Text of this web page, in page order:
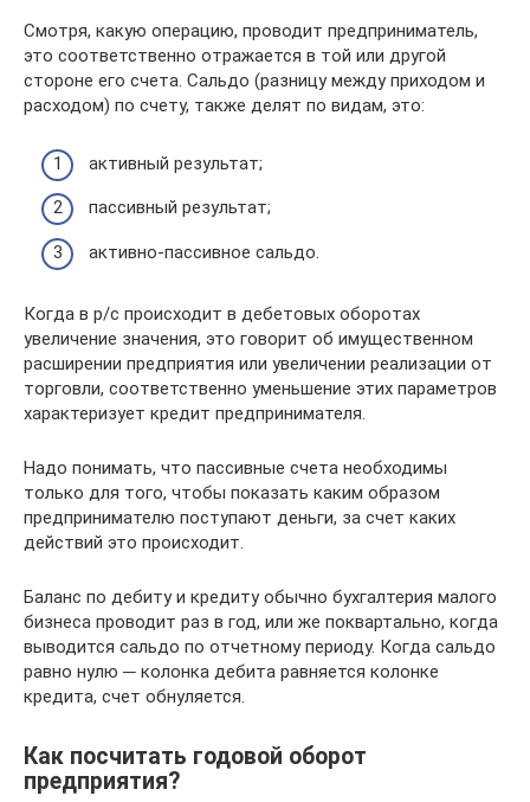
Смотря, какую операцию, проводит предприниматель,
это соответственно отражается в той или другой
стороне его счета. Сальдо (разницу между приходом и
расходом) по счету, также делят по видам, это:
активный результат;
пассивный результат;
активно-пассивное сальдо.
Когда в р/с происходит в дебетовых оборотах
увеличение значения, это говорит об имущественном
расширении предприятия или увеличении реализации от
торговли, соответственно уменьшение этих параметров
характеризует кредит предпринимателя.
Надо понимать, что пассивные счета необходимы
только для того, чтобы показать каким образом
предпринимателю поступают деньги, за счет каких
действий это происходит.
Баланс по дебиту и кредиту обычно бухгалтерия малого
бизнеса проводит раз в год, или же поквартально, когда
выводится сальдо по отчетному периоду. Когда сальдо
равно нулю ─ колонка дебита равняется колонке
кредита, счет обнуляется.
Как посчитать годовой оборот
предприятия?